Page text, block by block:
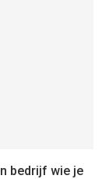
bedrijf wie je